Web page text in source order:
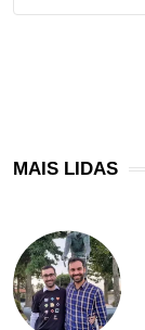
MAIS LIDAS